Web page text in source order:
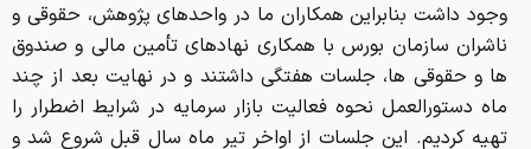
وجود داشت بنابراین همکاران ما در واحدهای پژوهش، حقوقی و
ناشران سازمان بورس با همکاری نهادهای تأمین مالی و صندوق
ها و حقوقی ها، جلسات هفتگی داشتند و در نهایت بعد از چند
ماه دستورالعمل نحوه فعالیت بازار سرمایه در شرایط اضطرار را
تهیه کردیم. این جلسات از اواخر تیر ماه سال قبل شروع شد و